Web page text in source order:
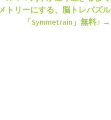
トリーにする、脳トレパズル
「Symmetrain」無料♪ →